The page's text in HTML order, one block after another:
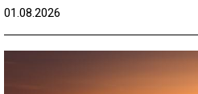
01.08.2026